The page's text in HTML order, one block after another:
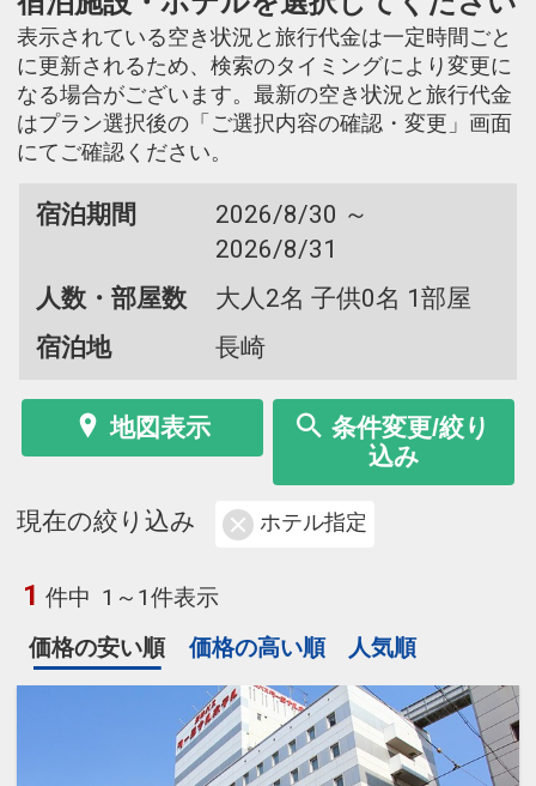
表示されている空き状況と旅行代金は一定時間ごと
に更新されるため、検索のタイミングにより変更に
なる場合がございます。最新の空き状況と旅行代金
はプラン選択後の「ご選択内容の確認・変更」画面
にてご確認ください。
宿泊期間
2026/8/30 ～
2026/8/31
人数・部屋数
大人2名 子供0名 1部屋
宿泊地
長崎
地図表示
条件変更/絞り
込み
現在の絞り込み ホテル指定
1 件中 1～1件表示
価格の安い順
価格の高い順 人気順